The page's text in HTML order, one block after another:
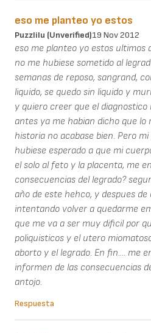
eso me planteo yo estos
Puzzlilu (unverified)19 Nov 2012
eso me planteo yo estos ultimos
no me hubiese sometido al
semanas de reposo, sangrand,
liquido, se quedo sin liquido y
y quiero creer que el
antes ya me habian dicho que lo
historia no acabase bien. Pero
hubiese esperado a que mi
el solo al feto y la placenta, me
consecuencias del legrado?
año de este hehco, y despues
intentando volver a quedarme
que me va a ser muy dificil por
poliquisticos y el utero
aborto y el legrado. En fin.... me
informen de las consecuencias
antojo.
Respuesta